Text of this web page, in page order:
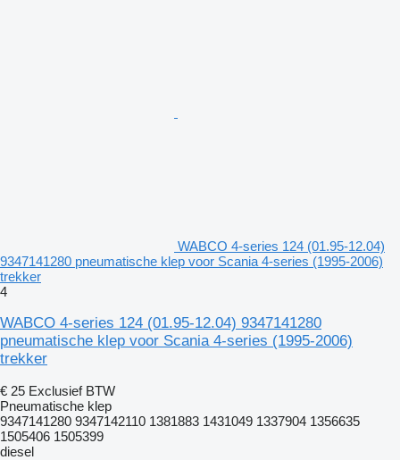
WABCO 4-series 124 (01.95-12.04)
9347141280 pneumatische klep voor Scania 4-series (1995-2006)
trekker
4
WABCO 4-series 124 (01.95-12.04) 9347141280
pneumatische klep voor Scania 4-series (1995-2006)
trekker
€ 25 Exclusief BTW
Pneumatische klep
9347141280 9347142110 1381883 1431049 1337904 1356635
1505406 1505399
diesel